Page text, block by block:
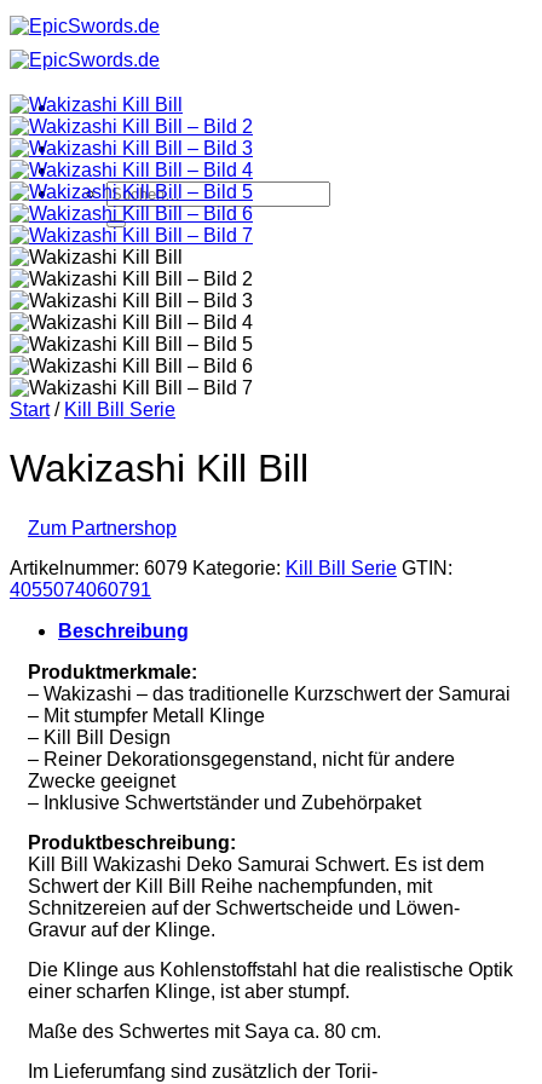
Zum
Inhalt
springen
Suchen
nach:
Start / Kill Bill Serie
Wakizashi Kill Bill
Zum Partnershop
Artikelnummer: 6079 Kategorie: Kill Bill Serie GTIN:
4055074060791
Beschreibung
Produktmerkmale:
– Wakizashi – das traditionelle Kurzschwert der Samurai
– Mit stumpfer Metall Klinge
– Kill Bill Design
– Reiner Dekorationsgegenstand, nicht für andere
Zwecke geeignet
– Inklusive Schwertständer und Zubehörpaket
Produktbeschreibung:
Kill Bill Wakizashi Deko Samurai Schwert. Es ist dem
Schwert der Kill Bill Reihe nachempfunden, mit
Schnitzereien auf der Schwertscheide und Löwen-
Gravur auf der Klinge.
Die Klinge aus Kohlenstoffstahl hat die realistische Optik
einer scharfen Klinge, ist aber stumpf.
Maße des Schwertes mit Saya ca. 80 cm.
Im Lieferumfang sind zusätzlich der Torii-